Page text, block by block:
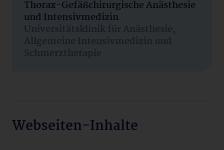
Thorax-Gefäßchirurgische Anästhesie
und Intensivmedizin
Universitätsklinik für Anästhesie,
Allgemeine Intensivmedizin und
Schmerztherapie
Webseiten-Inhalte